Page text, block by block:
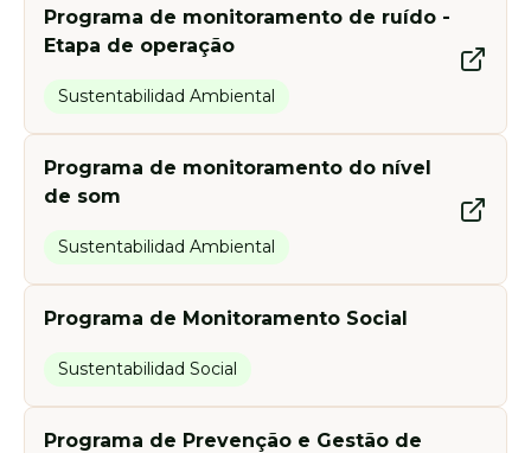
Programa de monitoramento de ruído -
Etapa de operação
Sustentabilidad Ambiental
Programa de monitoramento do nível
de som
Sustentabilidad Ambiental
Programa de Monitoramento Social
Sustentabilidad Social
Programa de Prevenção e Gestão de